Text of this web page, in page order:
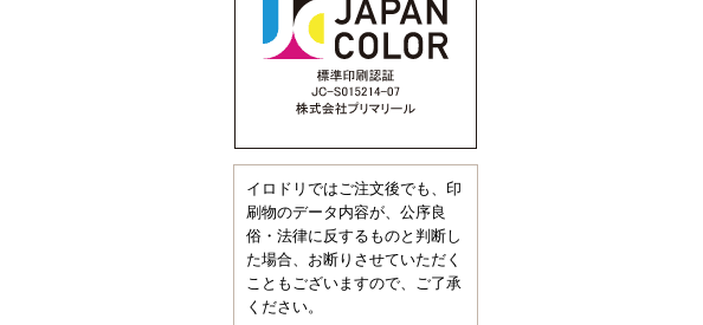
イロドリではご注文後でも、印
刷物のデータ内容が、公序良
俗・法律に反するものと判断し
た場合、お断りさせていただく
こともございますので、ご了承
ください。